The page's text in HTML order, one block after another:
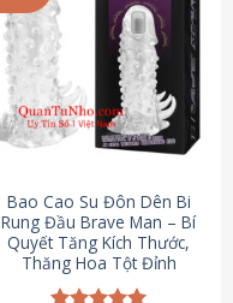
Bao Cao Su Đôn Dên Bi
Rung Đầu Brave Man – Bí
Quyết Tăng Kích Thước,
Thăng Hoa Tột Đỉnh